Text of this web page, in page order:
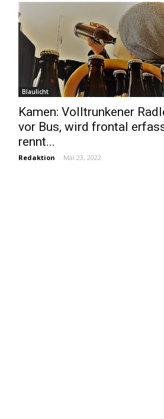
Blaulicht
Kamen: Volltrunkener
vor Bus, wird frontal
rennt...
Redaktion - Mai 23, 2022